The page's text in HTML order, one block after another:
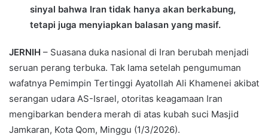
sinyal bahwa Iran tidak hanya akan berkabung,
tetapi juga menyiapkan balasan yang masif.
JERNIH – Suasana duka nasional di Iran berubah menjadi
seruan perang terbuka. Tak lama setelah pengumuman
wafatnya Pemimpin Tertinggi Ayatollah Ali Khamenei akibat
serangan udara AS-Israel, otoritas keagamaan Iran
mengibarkan bendera merah di atas kubah suci Masjid
Jamkaran, Kota Qom, Minggu (1/3/2026).